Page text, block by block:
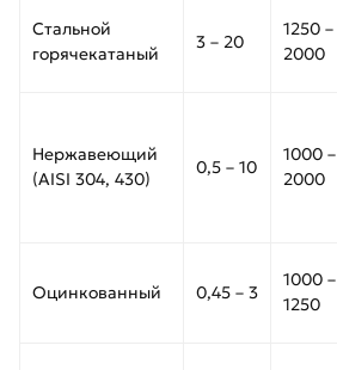
Стальной
горячекатаный
3 – 20
1250 –
2000
Нержавеющий
(AISI 304, 430)
0,5 – 10
1000 –
2000
Оцинкованный 0,45 – 3
1000 –
1250